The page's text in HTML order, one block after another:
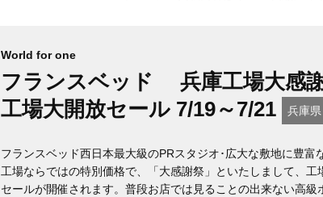
World for one
フランスベッド 兵庫工場大感
工場大開放セール 7/19～7/21
兵庫県
フランスベッド西日本最大級のPRスタジオ･広大な敷地に豊富
工場ならではの特別価格で、「大感謝祭」といたしまして、工
セールが開催されます。普段お店では見ることの出来ない高級